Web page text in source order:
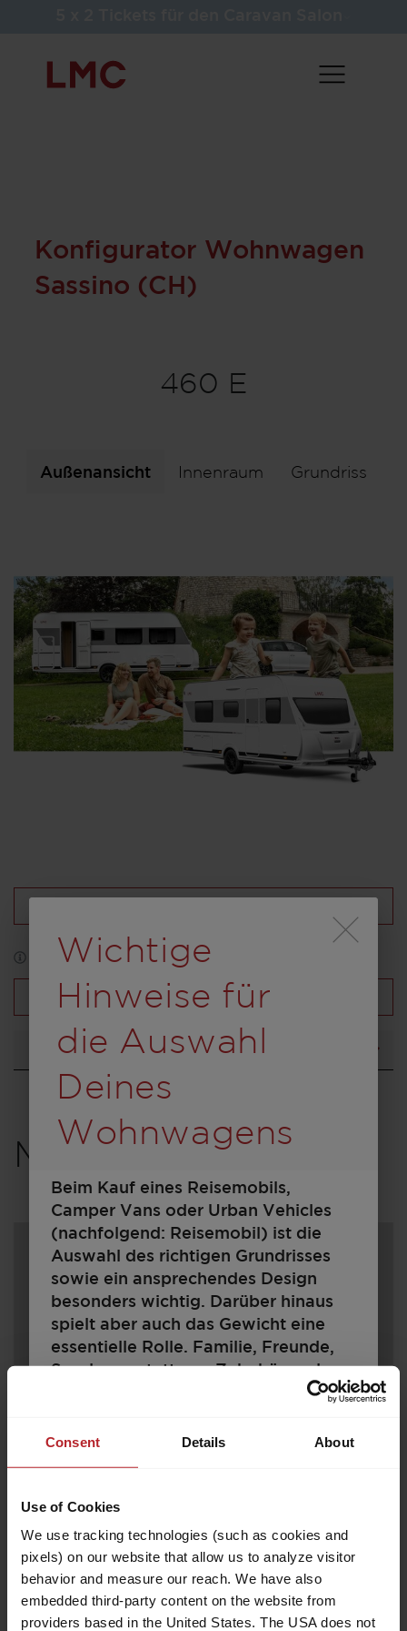
Consent Details About
Use of Cookies
We use tracking technologies (such as cookies and
pixels) on our website that allow us to analyze visitor
behavior and measure our reach. We have also
embedded third-party content on the website from
providers based in the United States. The USA does not
Konfigurator Wohnwagen
Sassino (CH)
460 E
Außenansicht Innenraum Grundriss
*Abbildung kann zum Teil Sonderausstattung enthalten
Fahrzeugübersicht
Grundriss
Modell auswählen
19.000,– CHF
Preis aba) Schlafplätze
6,76 m
Länge
1200 kg
Zulässig. Gesamtgewicht
Durch Scrolling
Wichtige
Hinweise für
die Auswahl
Deines
Wohnwagens
Beim Kauf eines Reisemobils,
Camper Vans oder Urban Vehicles
(nachfolgend: Reisemobil) ist die
Auswahl des richtigen Grundrisses
sowie ein ansprechendes Design
besonders wichtig. Darüber hinaus
spielt aber auch das Gewicht eine
essentielle Rolle. Familie, Freunde,
Sonderausstattung, Zubehör und
Gepäck – all das soll Platz finden.
technische Grenzen für die
Gewicht ausgelegt, das im
Fahrbetrieb nicht überschritten
werden darf. Für Reisemobilkäufer
stellt sich damit die Frage: Wie muss
ich mein Fahrzeug konfigurieren, um
Fahrgäste, Gepäck und Zubehör